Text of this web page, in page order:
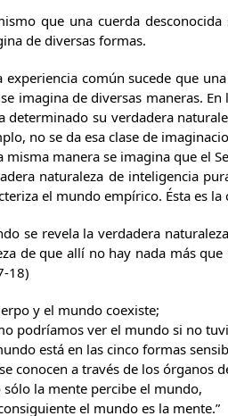
que una cuerda
de diversas formas.
experiencia común sucede que
se imagina de diversas maneras.
determinado su verdadera
no se da esa clase de
misma manera se imagina que el
naturaleza de inteligencia
el mundo empírico. Ésta es
se revela la verdadera
de que allí no hay nada más
18)
y el mundo coexiste;
podríamos ver el mundo si no
está en las cinco formas
conocen a través de los órganos
sólo la mente percibe el mundo,
el mundo es la mente.”